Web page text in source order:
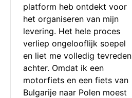
platform heb ontdekt voor
het organiseren van mijn
levering. Het hele proces
verliep ongelooflijk soepel
en liet me volledig tevreden
achter. Omdat ik een
motorfiets en een fiets van
Bulgarije naar Polen moest